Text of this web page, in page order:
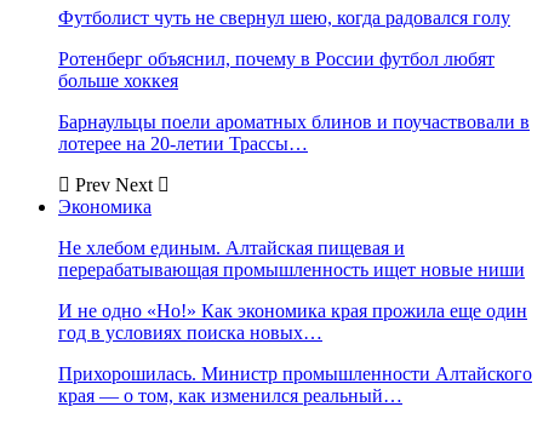
Футболист чуть не свернул шею, когда радовался голу
Ротенберг объяснил, почему в России футбол любят
больше хоккея
Барнаульцы поели ароматных блинов и поучаствовали в
лотерее на 20-летии Трассы…
Prev Next
Экономика
Не хлебом единым. Алтайская пищевая и
перерабатывающая промышленность ищет новые ниши
И не одно «Но!» Как экономика края прожила еще один
год в условиях поиска новых…
Прихорошилась. Министр промышленности Алтайского
края — о том, как изменился реальный…